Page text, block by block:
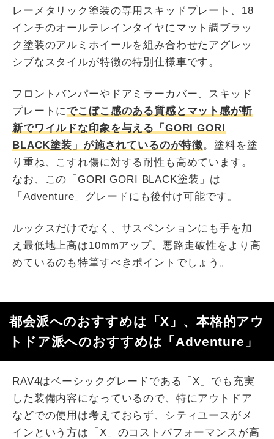
レーメタリック塗装の専用スキッドプレート、18
インチのオールテレインタイヤにマット調ブラッ
ク塗装のアルミホイールを組み合わせたアグレッ
シブなスタイルが特徴の特別仕様車です。
フロントバンパーやドアミラーカバー、スキッド
プレートにでこぼこ感のある質感とマット感が斬
新でワイルドな印象を与える「GORI GORI
BLACK塗装」が施されているのが特徴。塗料を塗
り重ね、こすれ傷に対する耐性も高めています。
なお、この「GORI GORI BLACK塗装」は
「Adventure」グレードにも後付け可能です。
ルックスだけでなく、サスペンションにも手を加
え最低地上高は10mmアップ。悪路走破性をより高
めているのも特筆すべきポイントでしょう。
都会派へのおすすめは「X」、本格的アウ
トドア派へのおすすめは「Adventure」
RAV4はベーシックグレードである「X」でも充実
した装備内容になっているので、特にアウトドア
などでの使用は考えておらず、シティユースがメ
インという方は「X」のコストパフォーマンスが高